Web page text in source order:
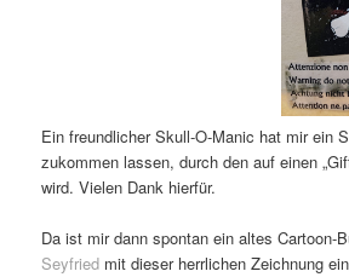
Ein freundlicher Skull-O-Manic hat mir ein
zukommen lassen, durch den auf einen
wird. Vielen Dank hierfür.
Da ist mir dann spontan ein altes Cartoon-
Seyfried mit dieser herrlichen Zeichnung